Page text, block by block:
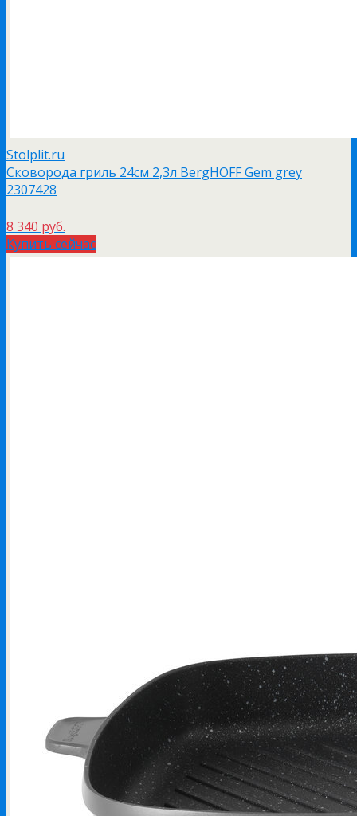
Stolplit.ru
Сковорода гриль 24см 2,3л BergHOFF Gem grey
2307428
8 340 руб.
Купить сейчас